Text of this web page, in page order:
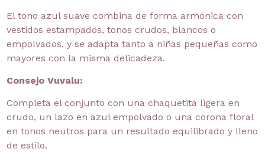
El tono azul suave combina de forma armónica con
vestidos estampados, tonos crudos, blancos o
empolvados, y se adapta tanto a niñas pequeñas como
mayores con la misma delicadeza.
Consejo Vuvalu:
Completa el conjunto con una chaquetita ligera en
crudo, un lazo en azul empolvado o una corona floral
en tonos neutros para un resultado equilibrado y lleno
de estilo.